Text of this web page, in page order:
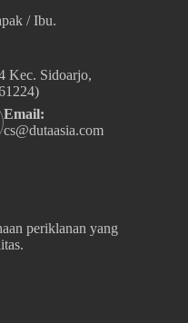
/ Ibu.
Kec. Sidoarjo,
Email:
cs@dutaasia.com
periklanan yang